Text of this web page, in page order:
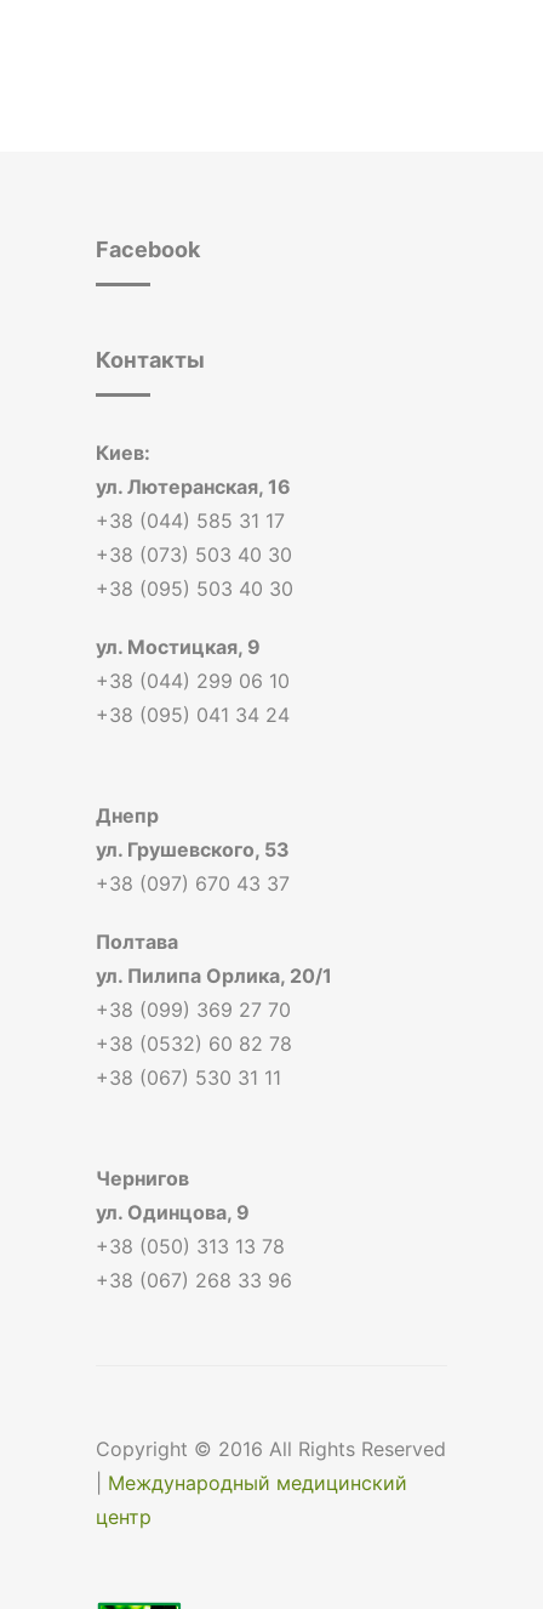
Facebook
Контакты
Киев:
ул. Лютеранская, 16
+38 (044) 585 31 17
+38 (073) 503 40 30
+38 (095) 503 40 30
ул. Мостицкая, 9
+38 (044) 299 06 10
+38 (095) 041 34 24
Днепр
ул. Грушевского, 53
+38 (097) 670 43 37
Полтава
ул. Пилипа Орлика, 20/1
+38 (099) 369 27 70
+38 (0532) 60 82 78
+38 (067) 530 31 11
Чернигов
ул. Одинцова, 9
+38 (050) 313 13 78
+38 (067) 268 33 96
Copyright © 2016 All Rights Reserved
Международный медицинский
центр